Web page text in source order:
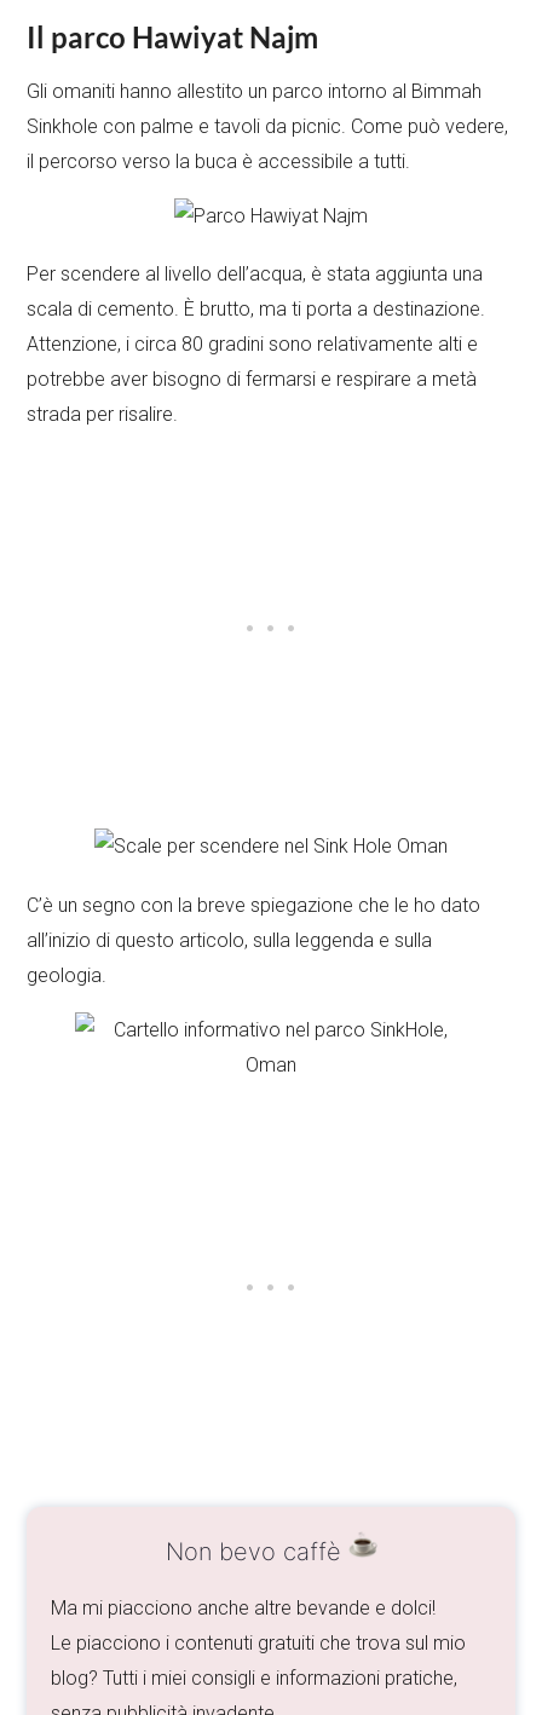
Il parco Hawiyat Najm
Gli omaniti hanno allestito un parco intorno al Bimmah
Sinkhole con palme e tavoli da picnic. Come può vedere,
il percorso verso la buca è accessibile a tutti.
Per scendere al livello dell’acqua, è stata aggiunta una
scala di cemento. È brutto, ma ti porta a destinazione.
Attenzione, i circa 80 gradini sono relativamente alti e
potrebbe aver bisogno di fermarsi e respirare a metà
strada per risalire.
C’è un segno con la breve spiegazione che le ho dato
all’inizio di questo articolo, sulla leggenda e sulla
geologia.
Non bevo caffè
Ma mi piacciono anche altre bevande e dolci!
Le piacciono i contenuti gratuiti che trova sul mio
blog? Tutti i miei consigli e informazioni pratiche,